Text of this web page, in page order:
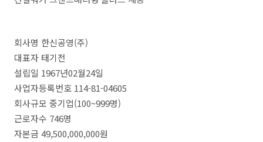
회사명 한신공영(주)
대표자 태기전
설립일 1967년02월24일
사업자등록번호 114-81-04605
회사규모 중기업(100~999명)
근로자수 746명
자본금 49,500,000,000원